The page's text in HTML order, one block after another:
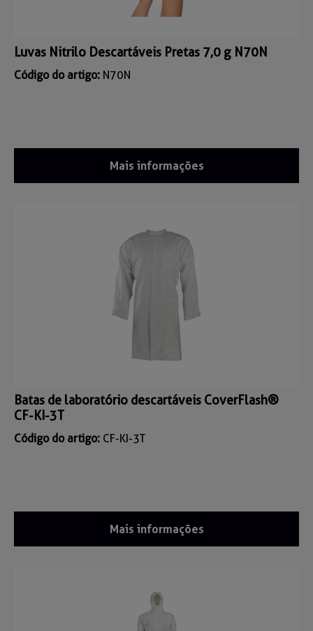
Luvas Nitrilo Descartáveis Pretas 7,0 g N70N
Código do artigo: N70N
Mais informações
Batas de laboratório descartáveis CoverFlash®
CF-KI-3T
Código do artigo: CF-KI-3T
Mais informações